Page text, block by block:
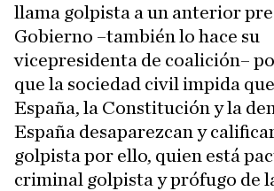
llama golpista a un anterior
Gobierno –también lo hace su
vicepresidenta de coalición–
que la sociedad civil impida
España, la Constitución y la
España desaparezcan y
golpista por ello, quien está
criminal golpista y prófugo de